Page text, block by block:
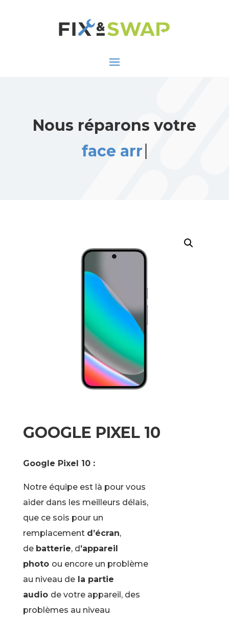
Nous réparons votre
face arrière
GOOGLE PIXEL 10
Google Pixel 10 :
Notre équipe est là pour vous
aider dans les meilleurs délais,
que ce sois pour un
remplacement d’écran,
de batterie, d’appareil
photo ou encore un problème
au niveau dela partie
audio de votre appareil, des
problèmes au niveau